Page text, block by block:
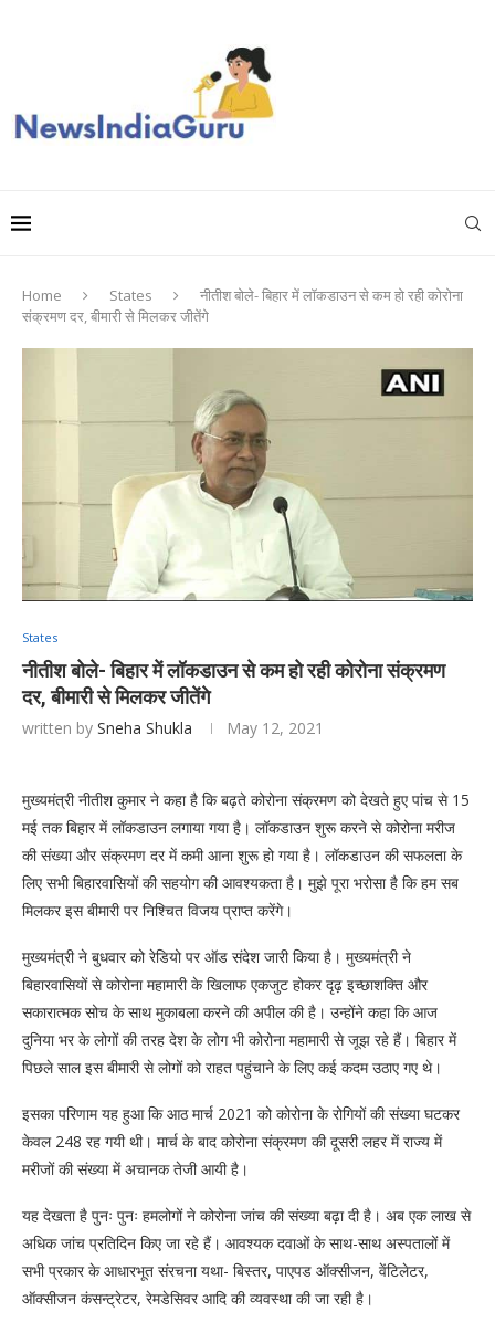
Home States
नीतीश बोले- बिहार में लॉकडाउन से कम हो रही कोरोना
संक्रमण दर, बीमारी से मिलकर जीतेंगे
States
नीतीश बोले- बिहार में लॉकडाउन से कम हो रही कोरोना संक्रमण
दर, बीमारी से मिलकर जीतेंगे
written by Sneha Shukla May 12, 2021
मुख्यमंत्री नीतीश कुमार ने कहा है कि बढ़ते कोरोना संक्रमण को देखते हुए पांच से 15
मई तक बिहार में लॉकडाउन लगाया गया है। लॉकडाउन शुरू करने से कोरोना मरीज
की संख्या और संक्रमण दर में कमी आना शुरू हो गया है। लॉकडाउन की सफलता के
लिए सभी बिहारवासियों की सहयोग की आवश्यकता है। मुझे पूरा भरोसा है कि हम सब
मिलकर इस बीमारी पर निश्चित विजय प्राप्त करेंगे।
मुख्यमंत्री ने बुधवार को रेडियो पर ऑड संदेश जारी किया है। मुख्यमंत्री ने
बिहारवासियों से कोरोना महामारी के खिलाफ एकजुट होकर दृढ़ इच्छाशक्ति और
सकारात्मक सोच के साथ मुकाबला करने की अपील की है। उन्होंने कहा कि आज
दुनिया भर के लोगों की तरह देश के लोग भी कोरोना महामारी से जूझ रहे हैं। बिहार में
पिछले साल इस बीमारी से लोगों को राहत पहुंचाने के लिए कई कदम उठाए गए थे।
इसका परिणाम यह हुआ कि आठ मार्च 2021 को कोरोना के रोगियों की संख्या घटकर
केवल 248 रह गयी थी। मार्च के बाद कोरोना संक्रमण की दूसरी लहर में राज्य में
मरीजों की संख्या में अचानक तेजी आयी है।
यह देखता है पुनः पुनः हमलोगों ने कोरोना जांच की संख्या बढ़ा दी है। अब एक लाख से
अधिक जांच प्रतिदिन किए जा रहे हैं। आवश्यक दवाओं के साथ-साथ अस्पतालों में
सभी प्रकार के आधारभूत संरचना यथा- बिस्तर, पाएपड ऑक्सीजन, वेंटिलेटर,
ऑक्सीजन कंसन्ट्रेटर, रेमडेसिवर आदि की व्यवस्था की जा रही है।